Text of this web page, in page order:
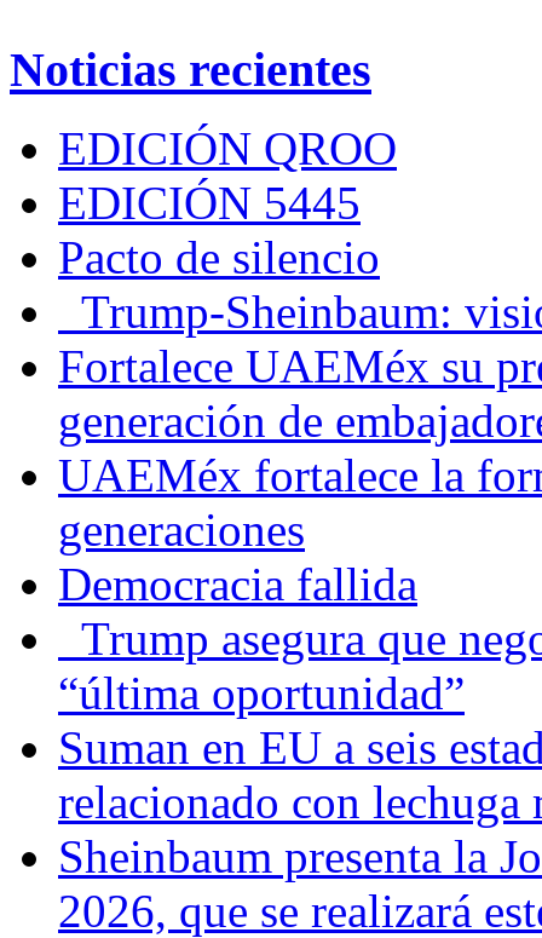
Noticias recientes
EDICIÓN QROO
EDICIÓN 5445
Pacto de silencio
Trump-Sheinbaum:
Fortalece UAEMéx su
generación de
UAEMéx fortalece la
generaciones
Democracia fallida
Trump asegura que
“última oportunidad”
Suman en EU a seis
relacionado con lechuga
Sheinbaum presenta la
2026, que se realizará